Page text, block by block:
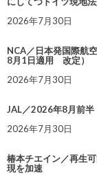
2026年7月30日
NCA／日本発国際航
8月1日適用 改定）
2026年7月30日
JAL／2026年8月前
2026年7月30日
椿本チエイン／再生
現を加速